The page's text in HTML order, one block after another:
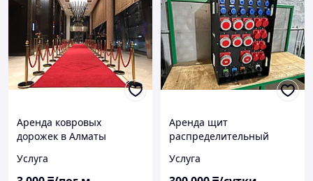
Аренда ковровых
дорожек в Алматы
Услуга
Аренда щит
распределительный
Услуга